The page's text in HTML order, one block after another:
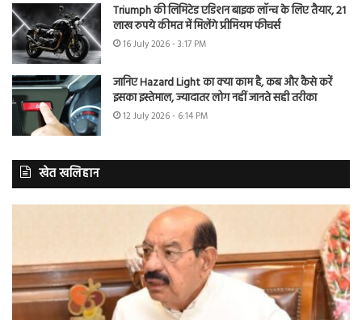
Triumph की लिमिटेड एडिशन बाइक लॉन्च के लिए तैयार, 21
लाख रुपये कीमत में मिलेंगे प्रीमियम फीचर्स
16 July 2026 - 3:17 PM
जानिए Hazard Light का क्या काम है, कब और कैसे करें
इसका इस्तेमाल, ज्यादातर लोग नहीं जानते सही तरीका
12 July 2026 - 6:14 PM
खेत खलिहान